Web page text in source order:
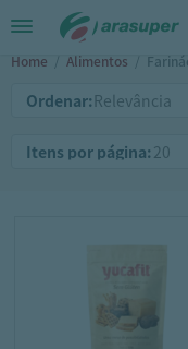
Home / Alimentos /
Ordenar:
Itens por página: